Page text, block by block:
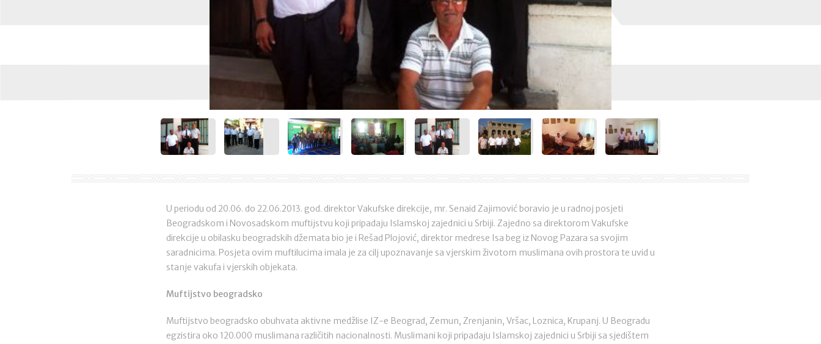
U periodu od 20.06. do 22.06.2013. god. direktor Vakufske direkcije, mr. Senaid Zajimović boravio je u radnoj posjeti
Beogradskom i Novosadskom muftijstvu koji pripadaju Islamskoj zajednici u Srbiji. Zajedno sa direktorom Vakufske
direkcije u obilasku beogradskih džemata bio je i Rešad Plojović, direktor medrese Isa beg iz Novog Pazara sa svojim
saradnicima. Posjeta ovim muftilucima imala je za cilj upoznavanje sa vjerskim životom muslimana ovih prostora te uvid u
stanje vakufa i vjerskih objekata.
Muftijstvo beogradsko
Muftijstvo beogradsko obuhvata aktivne medžlise IZ-e Beograd, Zemun, Zrenjanin, Vršac, Loznica, Krupanj. U Beogradu
egzistira oko 120.000 muslimana različitih nacionalnosti. Muslimani koji pripadaju Islamskoj zajednici u Srbiji sa sjedištem